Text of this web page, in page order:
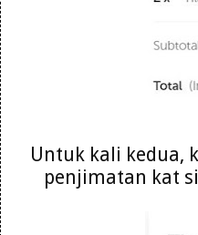
Untuk kali kedua,
penjimatan kat